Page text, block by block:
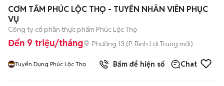
CƠM TẤM PHÚC LỘC THỌ - TUYỂN NHÂN VIÊN PHỤC
VỤ
Công ty cổ phần thực phẩm Phúc Lộc Thọ
Đến 9 triệu/tháng Phường 13 (P. Bình Lợi Trung mới)
Tuyển Dụng Phúc Lộc Thọ Bấm để hiện số Chat